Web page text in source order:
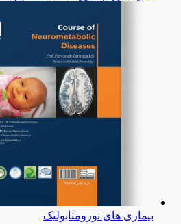
بیماری های نورومتابولیک